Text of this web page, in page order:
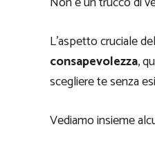
L’aspetto cruciale
consapevolezza,
scegliere te senza
Vediamo insieme